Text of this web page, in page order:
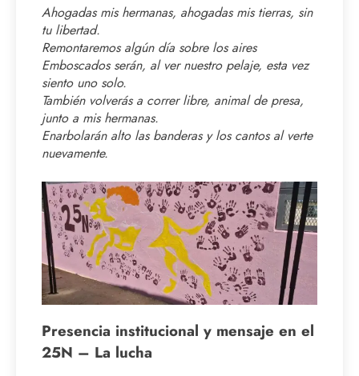
Ahogadas mis hermanas, ahogadas mis tierras, sin
tu libertad.
Remontaremos algún día sobre los aires
Emboscados serán, al ver nuestro pelaje, esta vez
siento uno solo.
También volverás a correr libre, animal de presa,
junto a mis hermanas.
Enarbolarán alto las banderas y los cantos al verte
nuevamente.
Presencia institucional y mensaje en el
25N – La lucha